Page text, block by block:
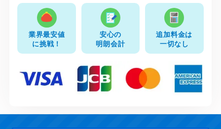
業界最安値
に挑戦！
安心の
明朗会計
追加料金は
一切なし